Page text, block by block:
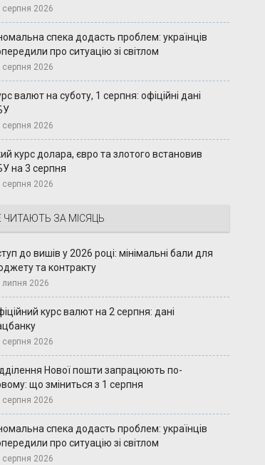
серпня 2026
спека додасть проблем: українців
про ситуацію зі світлом
серпня 2026
валют на суботу, 1 серпня: офіційні дані
серпня 2026
курс долара, євро та злотого встановив
на 3 серпня
серпня 2026
ЧИТАЮТЬ ЗА МІСЯЦЬ
до вишів у 2026 році: мінімальні бали для
та контракту
липня 2026
курс валют на 2 серпня: дані
серпня 2026
Нової пошти запрацюють по-
що зміниться з 1 серпня
серпня 2026
спека додасть проблем: українців
про ситуацію зі світлом
серпня 2026